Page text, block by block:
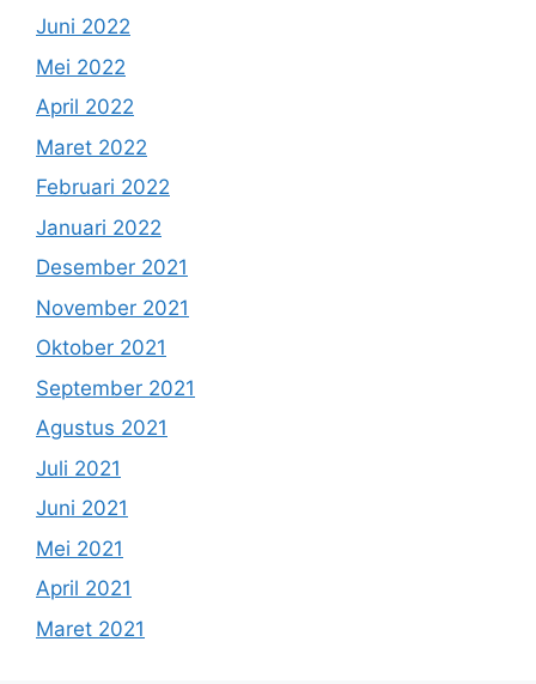
Juni 2022
Mei 2022
April 2022
Maret 2022
Februari 2022
Januari 2022
Desember 2021
November 2021
Oktober 2021
September 2021
Agustus 2021
Juli 2021
Juni 2021
Mei 2021
April 2021
Maret 2021